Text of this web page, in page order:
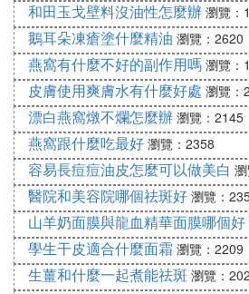
和田玉戈壁料沒油性怎麼辦 瀏覽：
鵝耳朵凍瘡塗什麼精油 瀏覽：2620
燕窩有什麼不好的副作用嗎 瀏覽：
皮膚使用爽膚水有什麼好處 瀏覽：
漂白燕窩燉不爛怎麼辦 瀏覽：2145
燕窩跟什麼吃最好 瀏覽：2358
容易長痘痘油皮怎麼可以做美白
醫院和美容院哪個祛斑好 瀏覽：
山羊奶面膜與龍血精華面膜哪個好
學生干皮適合什麼面霜 瀏覽：2209
生薑和什麼一起煮能祛斑 瀏覽：